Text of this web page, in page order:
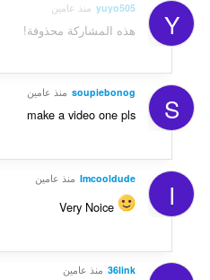
Y
yuyo505 منذ عامين
هذه المشاركة محذوفة!
S
soupiebonog منذ عامين
make a video one pls
I
Imcooldude منذ عامين
Very Noice
36link منذ عامين